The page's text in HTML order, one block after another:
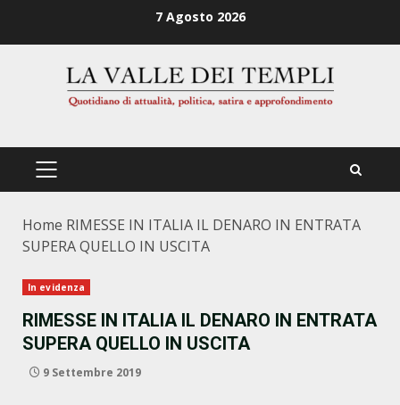
7 Agosto 2026
PRIMÄRES
Home RIMESSE IN ITALIA IL DENARO IN ENTRATA
SUPERA QUELLO IN USCITA
In evidenza
RIMESSE IN ITALIA IL DENARO IN ENTRATA
SUPERA QUELLO IN USCITA
9 Settembre 2019